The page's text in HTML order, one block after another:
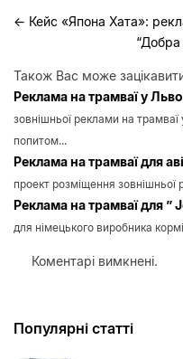
← Кейс «Япона Хата»:
“Добра
Також Вас може
Реклама на трамваї у
зовнішньої реклами на трамваї
попитом...
Реклама на трамваї для
проект розміщення зовнішньої
Реклама на трамваї для ”
для німецького виробника
Коментарі вимкнені.
Популярні статті